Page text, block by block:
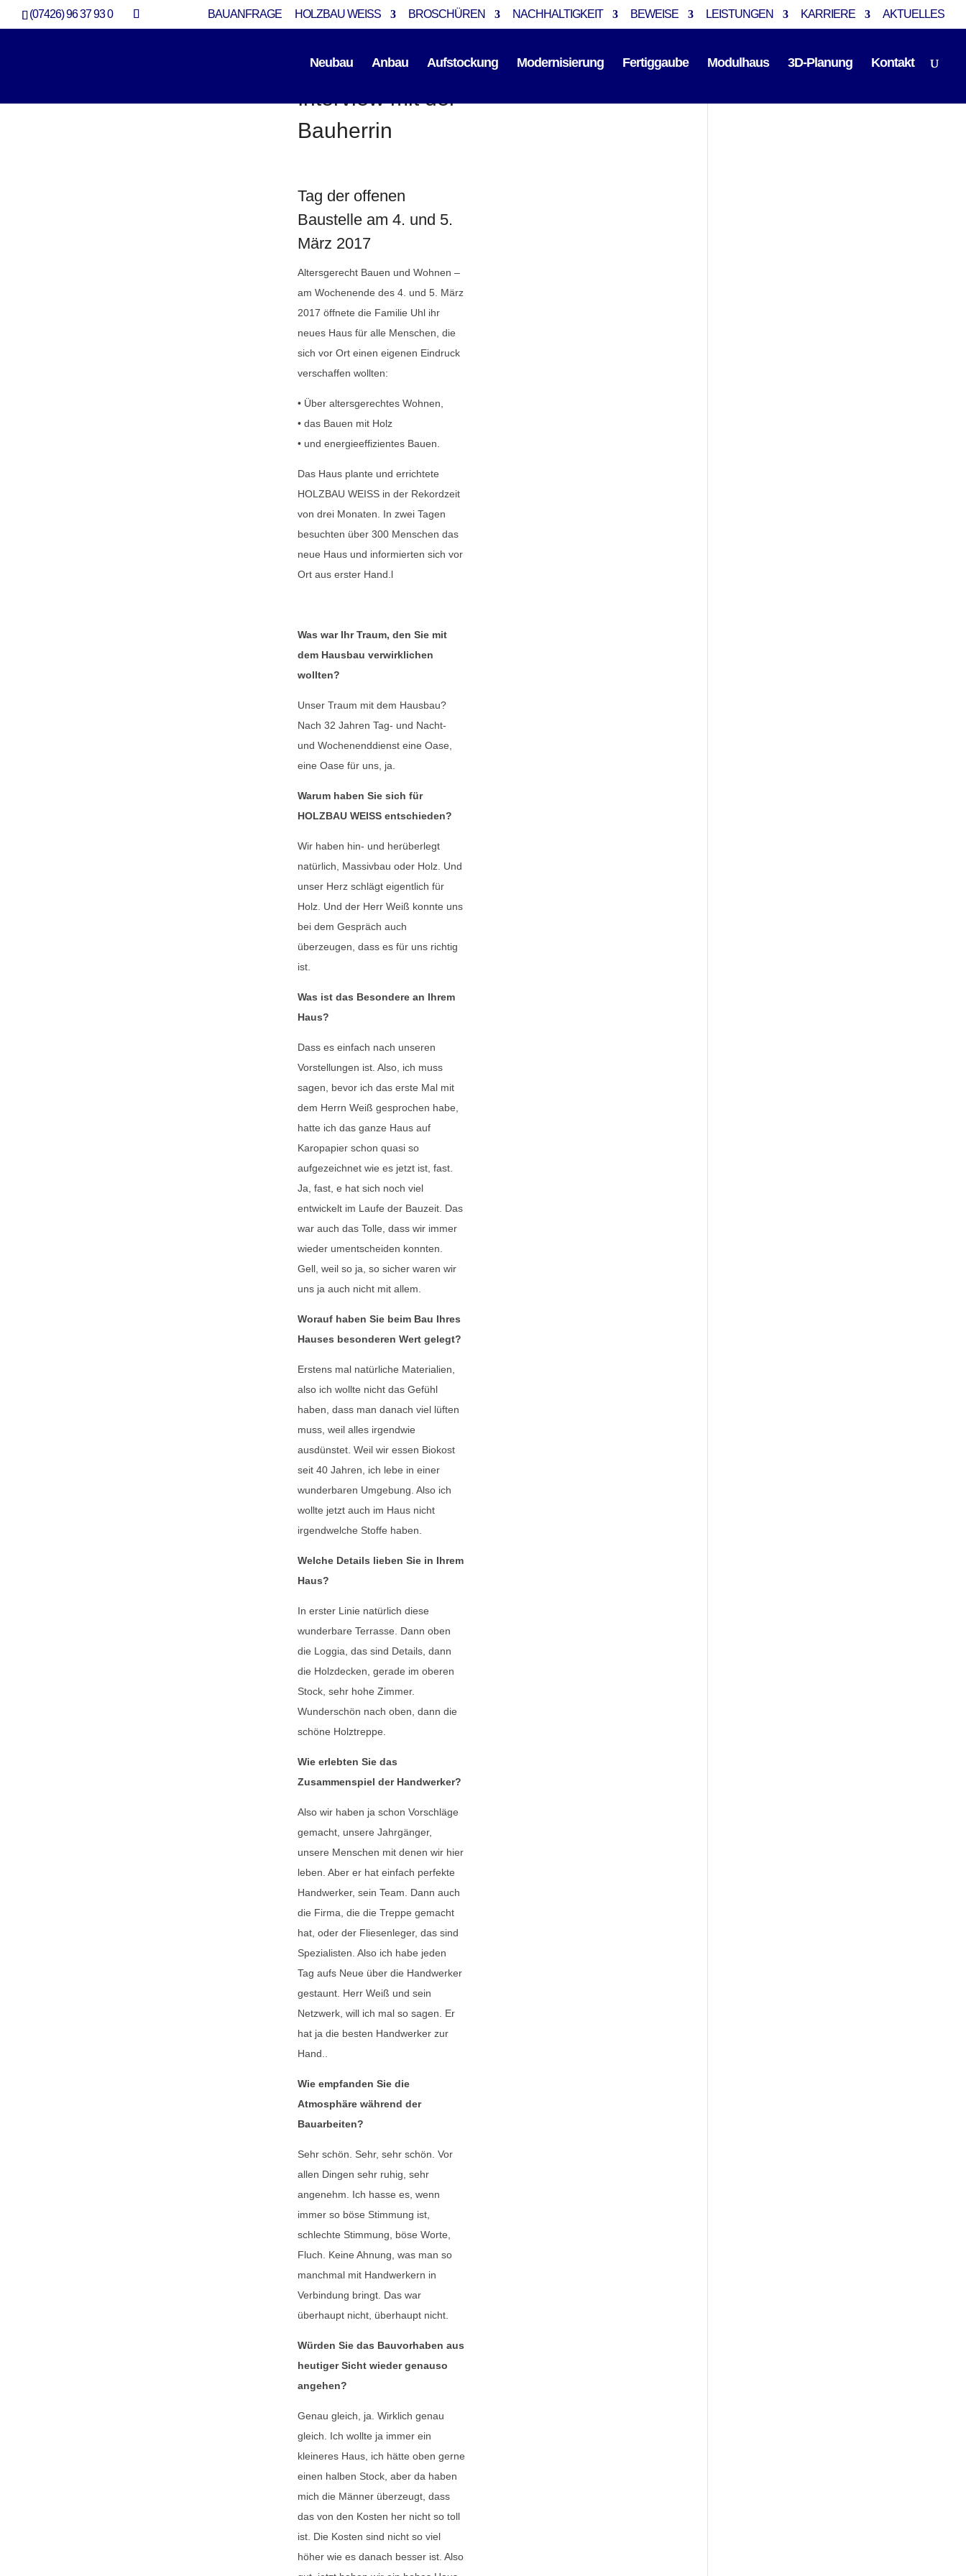
(07426) 96 37 93 0 BAUANFRAGE HOLZBAU WEISS BROSCHÜREN NACHHALTIGKEIT BEWEISE LEISTUNGEN KARRIERE AKTUELLES
Neubau Anbau Aufstockung Modernisierung Fertiggaube Modulhaus 3D-Planung Kontakt
Interview Neubau Bauherrin Skandinavisches Stadthaus
Interview mit der
Bauherrin
Tag der offenen
Baustelle am 4. und 5.
März 2017
Altersgerecht Bauen und Wohnen –
am Wochenende des 4. und 5. März
2017 öffnete die Familie Uhl ihr
neues Haus für alle Menschen, die
sich vor Ort einen eigenen Eindruck
verschaffen wollten:
• Über altersgerechtes Wohnen,
• das Bauen mit Holz
• und energieeffizientes Bauen.
Das Haus plante und errichtete
HOLZBAU WEISS in der Rekordzeit
von drei Monaten. In zwei Tagen
besuchten über 300 Menschen das
neue Haus und informierten sich vor
Ort aus erster Hand.l
Was war Ihr Traum, den Sie mit
dem Hausbau verwirklichen
wollten?
Unser Traum mit dem Hausbau?
Nach 32 Jahren Tag- und Nacht-
und Wochenenddienst eine Oase,
eine Oase für uns, ja.
Warum haben Sie sich für
HOLZBAU WEISS entschieden?
Wir haben hin- und herüberlegt
natürlich, Massivbau oder Holz. Und
unser Herz schlägt eigentlich für
Holz. Und der Herr Weiß konnte uns
bei dem Gespräch auch
überzeugen, dass es für uns richtig
ist.
Was ist das Besondere an Ihrem
Haus?
Dass es einfach nach unseren
Vorstellungen ist. Also, ich muss
sagen, bevor ich das erste Mal mit
dem Herrn Weiß gesprochen habe,
hatte ich das ganze Haus auf
Karopapier schon quasi so
aufgezeichnet wie es jetzt ist, fast.
Ja, fast, e hat sich noch viel
entwickelt im Laufe der Bauzeit. Das
war auch das Tolle, dass wir immer
wieder umentscheiden konnten.
Gell, weil so ja, so sicher waren wir
uns ja auch nicht mit allem.
Worauf haben Sie beim Bau Ihres
Hauses besonderen Wert gelegt?
Erstens mal natürliche Materialien,
also ich wollte nicht das Gefühl
haben, dass man danach viel lüften
muss, weil alles irgendwie
ausdünstet. Weil wir essen Biokost
seit 40 Jahren, ich lebe in einer
wunderbaren Umgebung. Also ich
wollte jetzt auch im Haus nicht
irgendwelche Stoffe haben.
Welche Details lieben Sie in Ihrem
Haus?
In erster Linie natürlich diese
wunderbare Terrasse. Dann oben
die Loggia, das sind Details, dann
die Holzdecken, gerade im oberen
Stock, sehr hohe Zimmer.
Wunderschön nach oben, dann die
schöne Holztreppe.
Wie erlebten Sie das
Zusammenspiel der Handwerker?
Also wir haben ja schon Vorschläge
gemacht, unsere Jahrgänger,
unsere Menschen mit denen wir hier
leben. Aber er hat einfach perfekte
Handwerker, sein Team. Dann auch
die Firma, die die Treppe gemacht
hat, oder der Fliesenleger, das sind
Spezialisten. Also ich habe jeden
Tag aufs Neue über die Handwerker
gestaunt. Herr Weiß und sein
Netzwerk, will ich mal so sagen. Er
hat ja die besten Handwerker zur
Hand..
Wie empfanden Sie die
Atmosphäre während der
Bauarbeiten?
Sehr schön. Sehr, sehr schön. Vor
allen Dingen sehr ruhig, sehr
angenehm. Ich hasse es, wenn
immer so böse Stimmung ist,
schlechte Stimmung, böse Worte,
Fluch. Keine Ahnung, was man so
manchmal mit Handwerkern in
Verbindung bringt. Das war
überhaupt nicht, überhaupt nicht.
Würden Sie das Bauvorhaben aus
heutiger Sicht wieder genauso
angehen?
Genau gleich, ja. Wirklich genau
gleich. Ich wollte ja immer ein
kleineres Haus, ich hätte oben gerne
einen halben Stock, aber da haben
mich die Männer überzeugt, dass
das von den Kosten her nicht so toll
ist. Die Kosten sind nicht so viel
höher wie es danach besser ist. Also